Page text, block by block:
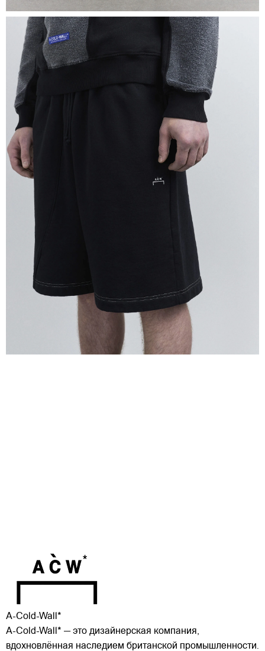
A-Cold-Wall*
A-Cold-Wall* — это дизайнерская компания,
вдохновлённая наследием британской промышленности.